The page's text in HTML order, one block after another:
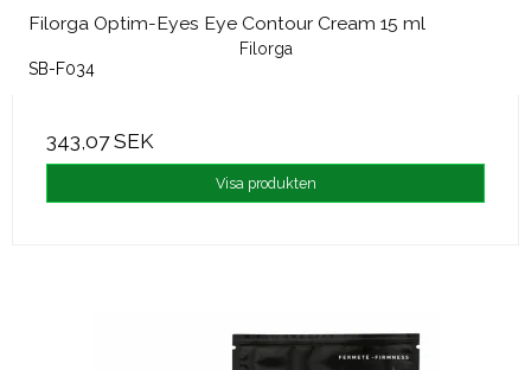
Filorga Optim-Eyes Eye Contour Cream 15 ml
Filorga
SB-F034
343,07 SEK
Visa produkten